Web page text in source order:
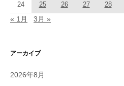
24 25 26 27 28
« 1月 3月 »
アーカイブ
2026年8月